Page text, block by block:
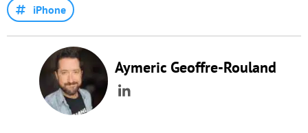
iPhone
Aymeric Geoffre-Rouland
LinkedIn